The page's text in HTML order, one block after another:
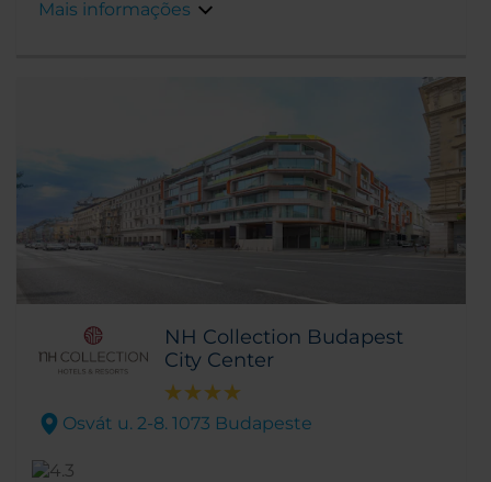
Mais informações
NH Collection Budapest
City Center
Osvát u. 2-8. 1073 Budapeste